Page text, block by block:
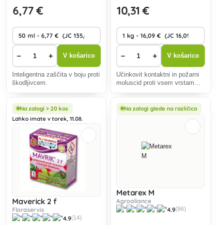
6,77 €
− + V košarico
Inteligentna zaščita v boju proti
škodljivcem.
10,31 €
− + V košarico
Učinkovit kontaktni in požarni
moluscid proti vsem vrstam
Na zalogi > 20 kos
Lahko imate v torek, 11.08.
Maverick 2 f
Floraservis
4.9(14)
Na zalogi glede na različico
Metarex M
Agroaliance
4.9(96)